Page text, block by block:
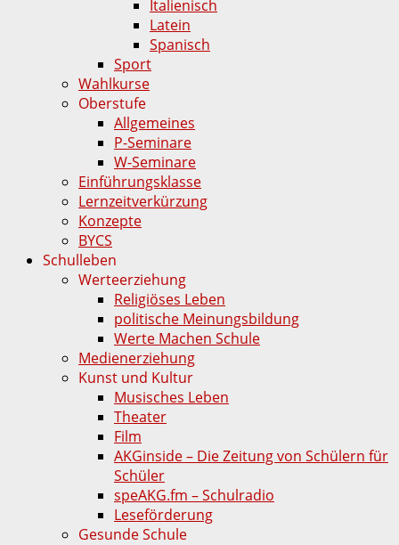
Italienisch
Latein
Spanisch
Sport
Wahlkurse
Oberstufe
Allgemeines
P-Seminare
W-Seminare
Einführungsklasse
Lernzeitverkürzung
Konzepte
BYCS
Schulleben
Werteerziehung
Religiöses Leben
politische Meinungsbildung
Werte Machen Schule
Medienerziehung
Kunst und Kultur
Musisches Leben
Theater
Film
AKGinside – Die Zeitung von Schülern für
Schüler
speAKG.fm – Schulradio
Leseförderung
Gesunde Schule